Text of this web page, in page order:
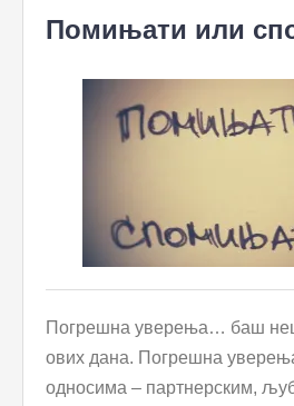
Помињати или
Погрешна уверења… баш
ових дана. Погрешна
односима – партнерским,